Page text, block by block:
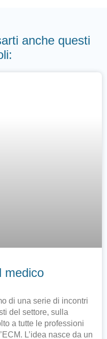
anche questi
medico
di una serie di incontri
del settore, sulla
a tutte le professioni
L’idea nasce da un